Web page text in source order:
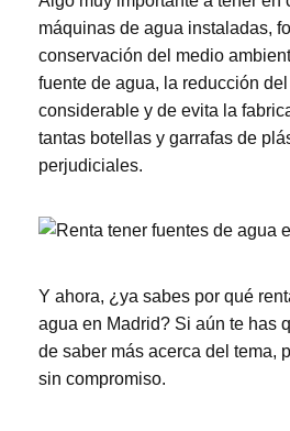
máquinas de agua instaladas,
conservación del medio
fuente de agua, la reducción
considerable y de evita la
tantas botellas y garrafas de
perjudiciales.
Y ahora, ¿ya sabes por qué
agua en Madrid? Si aún te has
de saber más acerca del tema,
sin compromiso.